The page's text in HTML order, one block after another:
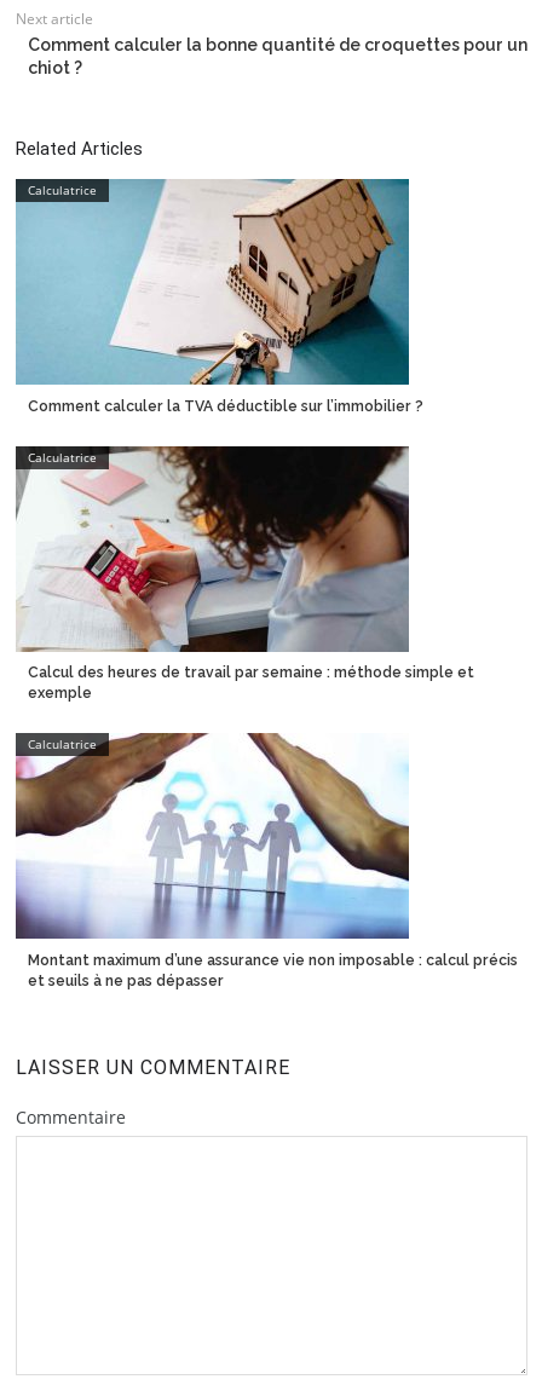
Next article
Comment calculer la bonne quantité de croquettes pour un
chiot ?
Related Articles
Calculatrice
Comment calculer la TVA déductible sur l’immobilier ?
Calculatrice
Calcul des heures de travail par semaine : méthode simple et
exemple
Calculatrice
Montant maximum d’une assurance vie non imposable : calcul précis
et seuils à ne pas dépasser
LAISSER UN COMMENTAIRE
Commentaire